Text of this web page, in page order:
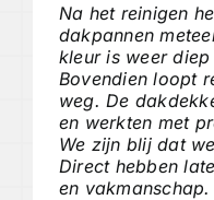
Na het reinigen
dakpannen
kleur is weer
Bovendien loopt
weg. De
en werkten met
We zijn blij dat
Direct hebben
en vakmanschap.